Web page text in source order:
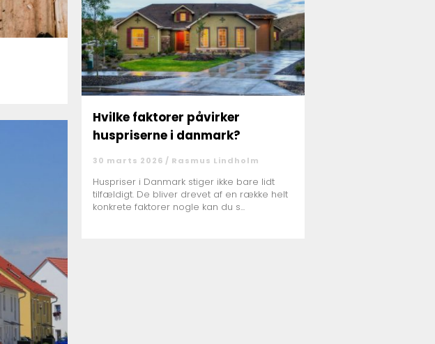
Hvilke faktorer påvirker
huspriserne i danmark?
30 marts 2026 / Rasmus Lindholm
Huspriser i Danmark stiger ikke bare lidt
tilfældigt. De bliver drevet af en række helt
konkrete faktorer nogle kan du s...